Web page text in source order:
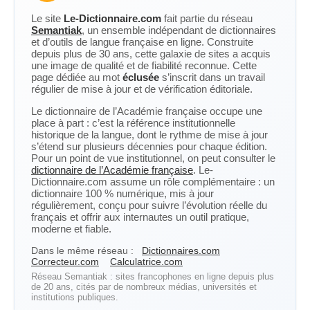
Le site Le-Dictionnaire.com fait partie du réseau
Semantiak, un ensemble indépendant de dictionnaires
et d’outils de langue française en ligne. Construite
depuis plus de 30 ans, cette galaxie de sites a acquis
une image de qualité et de fiabilité reconnue. Cette
page dédiée au mot éclusée s’inscrit dans un travail
régulier de mise à jour et de vérification éditoriale.
Le dictionnaire de l’Académie française occupe une
place à part : c’est la référence institutionnelle
historique de la langue, dont le rythme de mise à jour
s’étend sur plusieurs décennies pour chaque édition.
Pour un point de vue institutionnel, on peut consulter le
dictionnaire de l’Académie française. Le-
Dictionnaire.com assume un rôle complémentaire : un
dictionnaire 100 % numérique, mis à jour
régulièrement, conçu pour suivre l’évolution réelle du
français et offrir aux internautes un outil pratique,
moderne et fiable.
Dans le même réseau :
Dictionnaires.com
Correcteur.com
Calculatrice.com
Réseau Semantiak : sites francophones en ligne depuis plus
de 20 ans, cités par de nombreux médias, universités et
institutions publiques.